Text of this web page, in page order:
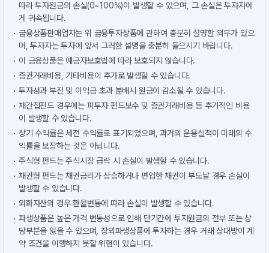
따라 투자원금의 손실(0~100%)이 발생할 수 있으며, 그 손실은 투자자에
게 귀속됩니다.
금융상품판매업자는 위 금융투자상품에 관하여 충분히 설명할 의무가 있으
며, 투자자는 투자에 앞서 그러한 설명을 충분히 들으시기 바랍니다.
이 금융상품은 예금자보호법에 따라 보호되지 않습니다.
증권거래비용, 기타비용이 추가로 발생할 수 있습니다.
투자성과 부진 및 이익금 초과 분배시 원금이 감소될 수 있습니다.
재간접펀드 경우에는 피투자 펀드보수 및 증권거래비용 등 추가적인 비용
이 발생할 수 있습니다.
상기 수익률은 세전 수익률로 표기되었으며, 과거의 운용실적이 미래의 수
익률을 보장하는 것은 아닙니다.
주식형 펀드는 주식시장 급락 시 손실이 발생할 수 있습니다.
채권형 펀드는 채권금리가 상승하거나 편입한 채권이 부도날 경우 손실이
발생할 수 있습니다.
외화자산의 경우 환율변동에 따라 손실이 발생할 수 있습니다.
파생상품은 높은 가격 변동성으로 인해 단기간에 투자원금의 전부 또는 상
당부분을 잃을 수 있으며, 장외파생상품에 투자하는 경우 거래 상대방이 계
약 조건을 이행하지 못할 위험이 있습니다.